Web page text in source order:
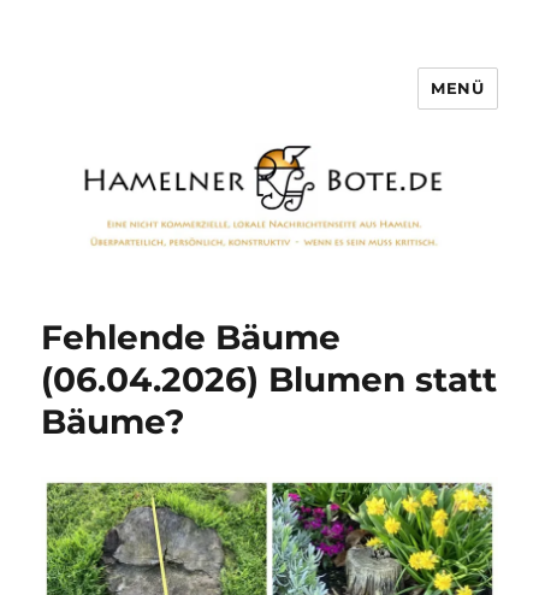
MENÜ
Fehlende Bäume
(06.04.2026) Blumen statt
Bäume?